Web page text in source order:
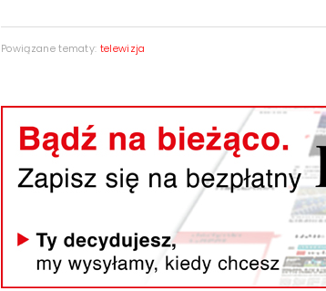
Powiązane tematy: telewizja